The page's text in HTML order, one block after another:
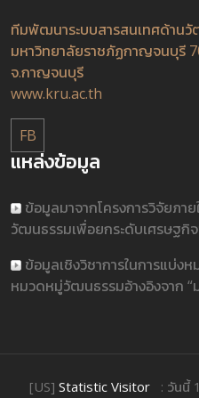
ทีมพัฒนาระบบสารสนเทศด้าน
มหาวิทยาลัยราชภัฏกาญจนบุรี
จ.กาญจนบุรี
www.kru.ac.th
FB
แหล่งข้อมูล
ข้อมูลมาจากโครงการวิจัยภา
วัฒนธรรมเพื่อยกระดับเศรษฐกิ
ข้อมูลเชิงวิชาการในการแบ่
หมวดหมู่วัฒนธรรมอ้างอิงจาก
[US] Statistic Visitor: วันนี้